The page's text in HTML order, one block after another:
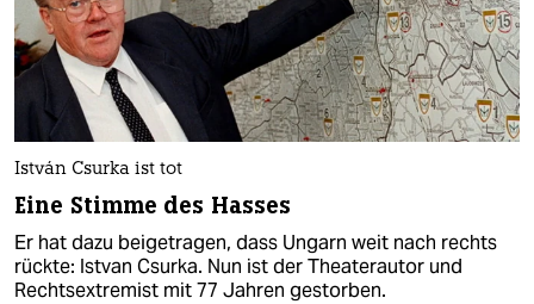
István Csurka ist tot
Eine Stimme des Hasses
Er hat dazu beigetragen, dass Ungarn weit nach rechts
rückte: Istvan Csurka. Nun ist der Theaterautor und
Rechtsextremist mit 77 Jahren gestorben.